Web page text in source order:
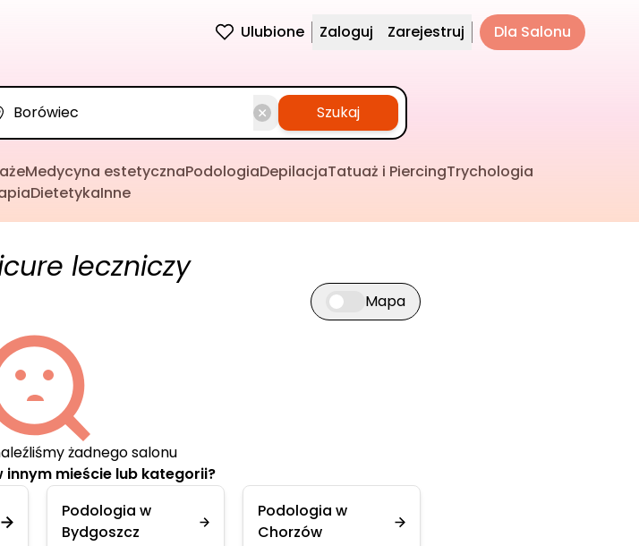
Ulubione Zaloguj Zarejestruj Dla Salonu
Szukaj
Medycyna estetycznaPodologiaDepilacjaTatuaż i PiercingTrychologia
DietetykaInne
leczniczy
Przełącz widok mapy
Mapa
żadnego salonu
innym mieście lub kategorii?
Podologia w
Bydgoszcz
Podologia w
Chorzów